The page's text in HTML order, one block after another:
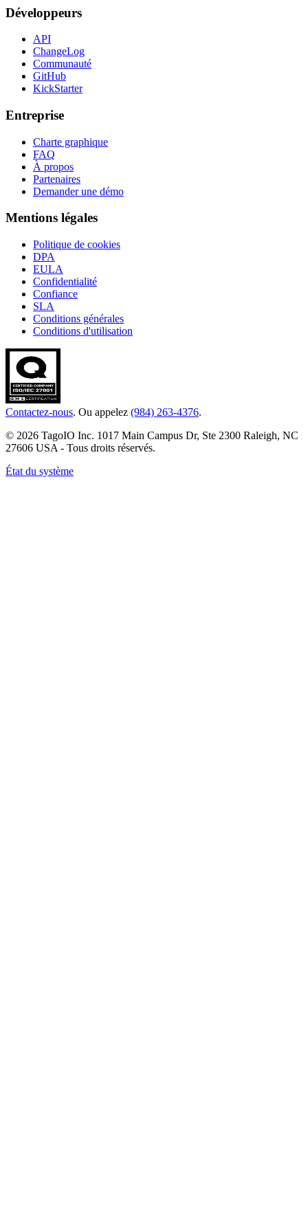
Développeurs
API
ChangeLog
Communauté
GitHub
KickStarter
Entreprise
Charte graphique
FAQ
À propos
Partenaires
Demander une démo
Mentions légales
Politique de cookies
DPA
EULA
Confidentialité
Confiance
SLA
Conditions générales
Conditions d'utilisation
Contactez-nous. Ou appelez (984) 263-4376.
© 2026 TagoIO Inc. 1017 Main Campus Dr, Ste 2300 Raleigh, NC
27606 USA - Tous droits réservés.
État du système